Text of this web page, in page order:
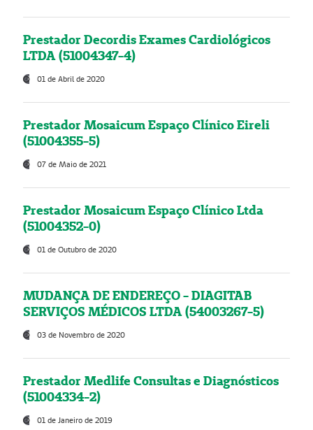
Prestador Decordis Exames Cardiológicos
LTDA (51004347-4)
01 de Abril de 2020
Prestador Mosaicum Espaço Clínico Eireli
(51004355-5)
07 de Maio de 2021
Prestador Mosaicum Espaço Clínico Ltda
(51004352-0)
01 de Outubro de 2020
MUDANÇA DE ENDEREÇO - DIAGITAB
SERVIÇOS MÉDICOS LTDA (54003267-5)
03 de Novembro de 2020
Prestador Medlife Consultas e Diagnósticos
(51004334-2)
01 de Janeiro de 2019